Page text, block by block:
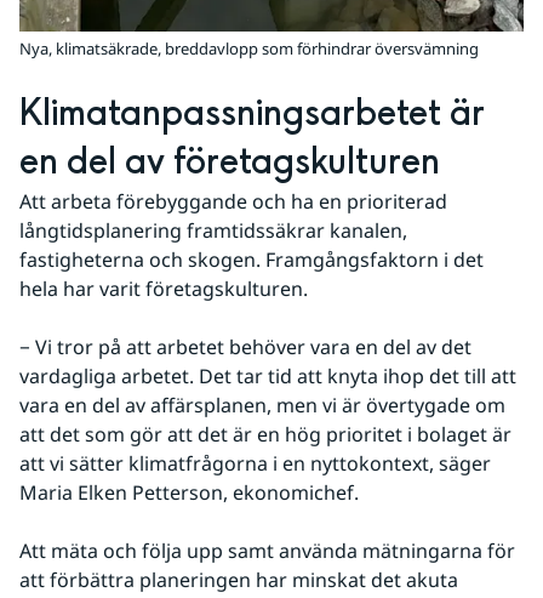
Nya, klimatsäkrade, breddavlopp som förhindrar översvämning
Klimatanpassningsarbetet är
en del av företagskulturen
Att arbeta förebyggande och ha en prioriterad
långtidsplanering framtidssäkrar kanalen,
fastigheterna och skogen. Framgångsfaktorn i det
hela har varit företagskulturen.
− Vi tror på att arbetet behöver vara en del av det
vardagliga arbetet. Det tar tid att knyta ihop det till att
vara en del av affärsplanen, men vi är övertygade om
att det som gör att det är en hög prioritet i bolaget är
att vi sätter klimatfrågorna i en nyttokontext, säger
Maria Elken Petterson, ekonomichef.
Att mäta och följa upp samt använda mätningarna för
att förbättra planeringen har minskat det akuta